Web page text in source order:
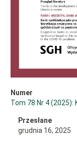
Numer
Tom 78 Nr 4
Przesłane
grudnia 16, 2025